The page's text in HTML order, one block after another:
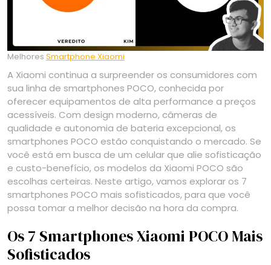
Melhores Smartphone Xiaomi
A Xiaomi continua a surpreender os consumidores com
sua linha de smartphones POCO, conhecida por
oferecer equipamentos de alta performance a preços
acessíveis. Com design moderno, câmeras de
qualidade e autonomia de bateria excepcional, os
smartphones POCO estão conquistando o mercado. Se
você está em busca de um celular que alie sofisticação
e custo-benefício, os modelos da Xiaomi POCO são
escolhas certeiras. Neste artigo, vamos explorar os 7
smartphones POCO mais sofisticados, para que você
possa tomar a melhor decisão na hora da compra.
Os 7 Smartphones Xiaomi POCO Mais
Sofisticados